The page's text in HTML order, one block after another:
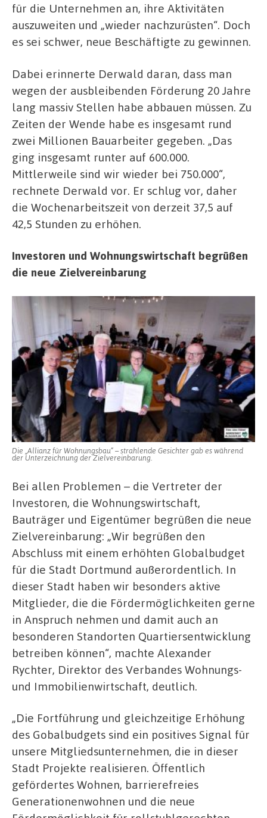
für die Unternehmen an, ihre Aktivitäten
auszuweiten und „wieder nachzurüsten“. Doch
es sei schwer, neue Beschäftigte zu gewinnen.
Dabei erinnerte Derwald daran, dass man
wegen der ausbleibenden Förderung 20 Jahre
lang massiv Stellen habe abbauen müssen. Zu
Zeiten der Wende habe es insgesamt rund
zwei Millionen Bauarbeiter gegeben. „Das
ging insgesamt runter auf 600.000.
Mittlerweile sind wir wieder bei 750.000“,
rechnete Derwald vor. Er schlug vor, daher
die Wochenarbeitszeit von derzeit 37,5 auf
42,5 Stunden zu erhöhen.
Investoren und Wohnungswirtschaft begrüßen
die neue Zielvereinbarung
Die „Allianz für Wohnungsbau“ – strahlende Gesichter gab es während
der Unterzeichnung der Zielvereinbarung.
Bei allen Problemen – die Vertreter der
Investoren, die Wohnungswirtschaft,
Bauträger und Eigentümer begrüßen die neue
Zielvereinbarung: „Wir begrüßen den
Abschluss mit einem erhöhten Globalbudget
für die Stadt Dortmund außerordentlich. In
dieser Stadt haben wir besonders aktive
Mitglieder, die die Fördermöglichkeiten gerne
in Anspruch nehmen und damit auch an
besonderen Standorten Quartiersentwicklung
betreiben können“, machte Alexander
Rychter, Direktor des Verbandes Wohnungs-
und Immobilienwirtschaft, deutlich.
„Die Fortführung und gleichzeitige Erhöhung
des Gobalbudgets sind ein positives Signal für
unsere Mitgliedsunternehmen, die in dieser
Stadt Projekte realisieren. Öffentlich
gefördertes Wohnen, barrierefreies
Generationenwohnen und die neue